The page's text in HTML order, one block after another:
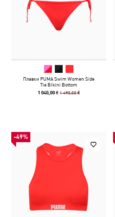
Плавки PUMA Swim Women Side
Tie Bikini Bottom
1 040,00 ₴1 490,00 ₴
-49%